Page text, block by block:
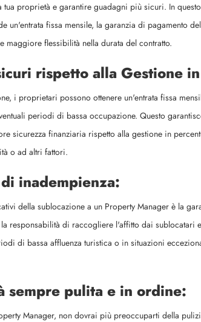
tua proprietà e garantire guadagni più sicuri. In
un'entrata fissa mensile, la garanzia di pagamento
maggiore flessibilità nella durata del contratto.
rispetto alla Gestione
i proprietari possono ottenere un'entrata fissa
periodi di bassa occupazione. Questo
sicurezza finanziaria rispetto alla gestione in
o ad altri fattori.
inadempienza:
della sublocazione a un Property Manager è la
responsabilità di raccogliere l'affitto dai sublocatari
di bassa affluenza turistica o in situazioni
sempre pulita e in ordine:
Manager, non dovrai più preoccuparti della